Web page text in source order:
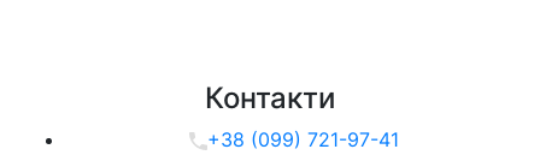
Контакти
+38 (099) 721-97-41